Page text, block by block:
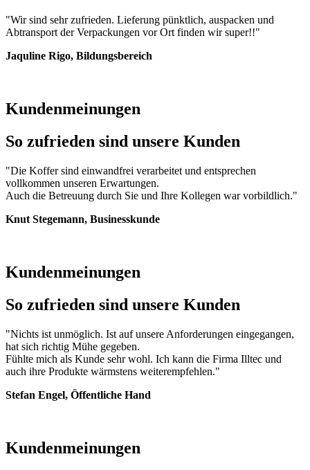
"Wir sind sehr zufrieden. Lieferung pünktlich, auspacken und
Abtransport der Verpackungen vor Ort finden wir super!!"
Jaquline Rigo, Bildungsbereich
Kundenmeinungen
So zufrieden sind unsere Kunden
"Die Koffer sind einwandfrei verarbeitet und entsprechen
vollkommen unseren Erwartungen.
Auch die Betreuung durch Sie und Ihre Kollegen war vorbildlich."
Knut Stegemann, Businesskunde
Kundenmeinungen
So zufrieden sind unsere Kunden
"Nichts ist unmöglich. Ist auf unsere Anforderungen eingegangen,
hat sich richtig Mühe gegeben.
Fühlte mich als Kunde sehr wohl. Ich kann die Firma Illtec und
auch ihre Produkte wärmstens weiterempfehlen."
Stefan Engel, Öffentliche Hand
Kundenmeinungen